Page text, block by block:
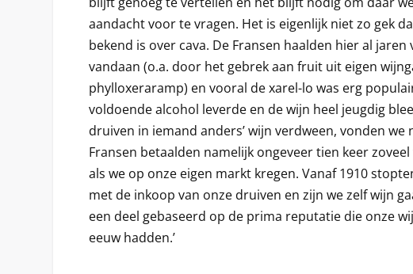
aandacht voor te vragen. Het is eigenlijk niet zo gek
bekend is over cava. De Fransen haalden hier al jaren
vandaan (o.a. door het gebrek aan fruit uit eigen
phylloxeraramp) en vooral de xarel-lo was erg
voldoende alcohol leverde en de wijn heel jeugdig
druiven in iemand anders’ wijn verdween, vonden we
Fransen betaalden namelijk ongeveer tien keer
als we op onze eigen markt kregen. Vanaf 1910
met de inkoop van onze druiven en zijn we zelf wijn
een deel gebaseerd op de prima reputatie die onze
eeuw hadden.’